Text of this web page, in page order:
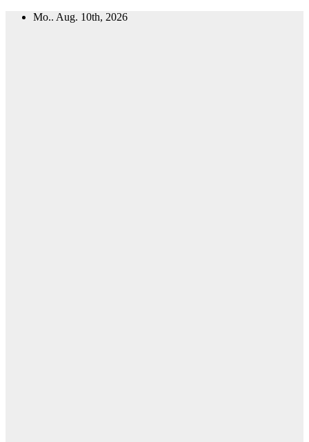
Zum
Mo.. Aug. 10th, 2026